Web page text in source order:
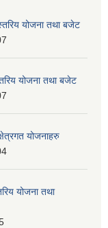
योजना तथा बजेट
योजना तथा बजेट
योजनाहरु
योजना तथा